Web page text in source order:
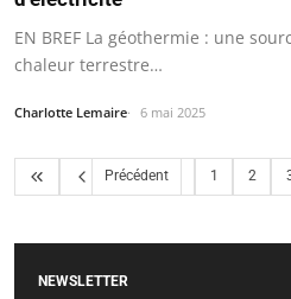
EN BREF La géothermie : une
chaleur terrestre…
Charlotte Lemaire 6 mai 2025
Précédent 1 2
NEWSLETTER